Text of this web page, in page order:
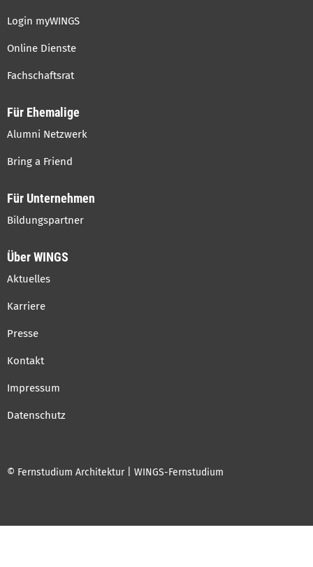
Login myWINGS
Online Dienste
Fachschaftsrat
Für Ehemalige
Alumni Netzwerk
Bring a Friend
Für Unternehmen
Bildungspartner
Über WINGS
Aktuelles
Karriere
Presse
Kontakt
Impressum
Datenschutz
© Fernstudium Architektur | WINGS-Fernstudium